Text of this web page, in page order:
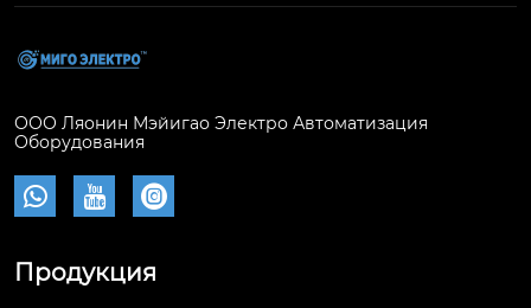
ООО Ляонин Мэйигао Электро Автоматизация
Оборудования
  
Продукция